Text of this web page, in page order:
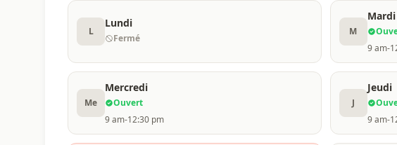
L
Lundi
Fermé
M
Mardi
9 am-
Me
Mercredi
Ouvert
9 am-12:30 pm
J
Jeudi
9 am-